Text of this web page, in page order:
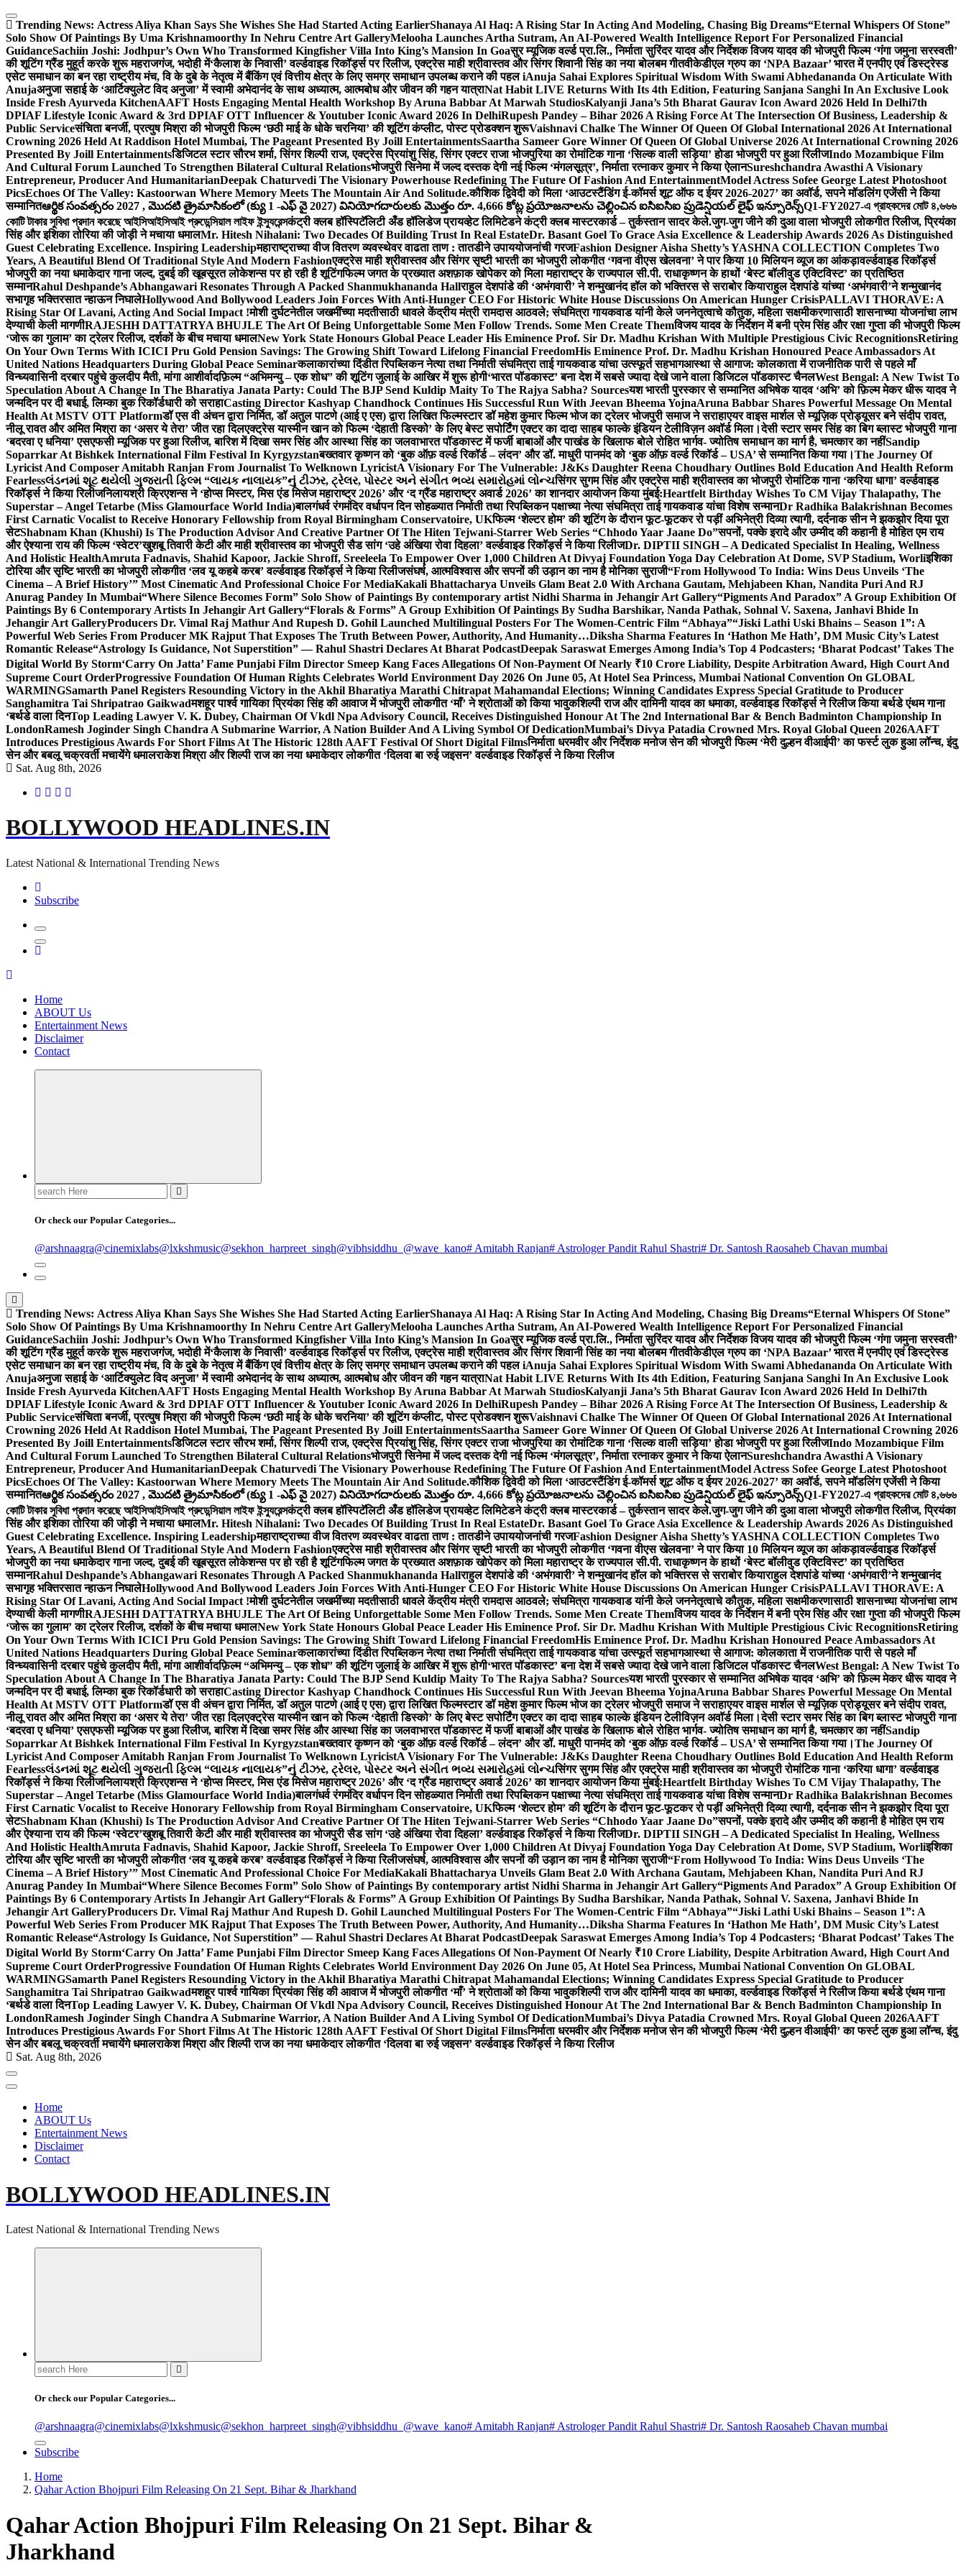
Skip
to
content
Trending News: Actress Aliya Khan Says She Wishes She Had Started Acting EarlierShanaya Al Haq: A Rising Star In Acting And Modeling, Chasing Big Dreams“Eternal Whispers Of Stone”
Solo Show Of Paintings By Uma Krishnamoorthy In Nehru Centre Art GalleryMelooha Launches Artha Sutram, An AI-Powered Wealth Intelligence Report For Personalized Financial
GuidanceSachiin Joshi: Jodhpur’s Own Who Transformed Kingfisher Villa Into King’s Mansion In Goaसुर म्यूजिक वर्ल्ड प्रा.लि., निर्माता सुरिंदर यादव और निर्देशक विजय यादव की भोजपुरी फिल्म ‘गंगा जमुना सरस्वती’
की शूटिंग ग्रैंड मुहूर्त करके शुरू महराजगंज, भदोही में‘कैलाश के निवासी’ वर्ल्डवाइड रिकॉर्ड्स पर रिलीज, एक्ट्रेस माही श्रीवास्तव और सिंगर शिवानी सिंह का नया बोलबम गीतवीकेडीएल ग्रुप का ‘NPA Bazaar’ भारत में एनपीए एवं डिस्ट्रेस्ड
एसेट समाधान का बन रहा राष्ट्रीय मंच, वि के दुबे के नेतृत्व में बैंकिंग एवं वित्तीय क्षेत्र के लिए समग्र समाधान उपलब्ध कराने की पहल iAnuja Sahai Explores Spiritual Wisdom With Swami Abhedananda On Articulate With
Anujaअनुजा सहाई के ‘आर्टिक्युलेट विद अनुजा’ में स्वामी अभेदानंद के साथ अध्यात्म, आत्मबोध और जीवन की गहन यात्राNat Habit LIVE Returns With Its 4th Edition, Featuring Sanjana Sanghi In An Exclusive Look
Inside Fresh Ayurveda KitchenAAFT Hosts Engaging Mental Health Workshop By Aruna Babbar At Marwah StudiosKalyanji Jana’s 5th Bharat Gaurav Icon Award 2026 Held In Delhi7th
DPIAF Lifestyle Iconic Award & 3rd DPIAF OTT Influencer & Youtuber Iconic Award 2026 In DelhiRupesh Pandey – Bihar 2026 A Rising Force At The Intersection Of Business, Leadership &
Public Serviceसंचिता बनर्जी, प्रत्युष मिश्रा की भोजपुरी फिल्म ‘छठी माई के धोके चरनिया’ की शूटिंग कंप्लीट, पोस्ट प्रोडक्शन शुरूVaishnavi Chalke The Winner Of Queen Of Global International 2026 At International
Crowning 2026 Held At Raddison Hotel Mumbai, The Pageant Presented By Joill EntertainmentsSaartha Sameer Gore Winner Of Queen Of Global Universe 2026 At International Crowning 2026
Presented By Joill Entertainmentsडिजिटल स्टार सौरभ शर्मा, सिंगर शिल्पी राज, एक्ट्रेस प्रियांशु सिंह, सिंगर एक्टर राजा भोजपुरिया का रोमांटिक गाना ‘सिल्क वाली सड़िया’ होडा भोजपुरी पर हुआ रिलीजIndo Mozambique Film
And Cultural Forum Launched To Strengthen Bilateral Cultural Relationsभोजपुरी सिनेमा में जल्द दस्तक देगी नई फिल्म ‘मंगलसूत्र’, निर्माता रत्नाकर कुमार ने किया ऐलानSureshchandra Awasthi A Visionary
Entrepreneur, Producer And HumanitarianDeepak Chaturvedi The Visionary Powerhouse Redefining The Future Of Fashion And EntertainmentModel Actress Sofee George Latest Photoshoot
PicsEchoes Of The Valley: Kastoorwan Where Memory Meets The Mountain Air And Solitude.कौशिक द्विवेदी को मिला ‘आउटस्टैंडिंग ई-कॉमर्स शूट ऑफ द ईयर 2026-2027’ का अवॉर्ड, सपने मॉडलिंग एजेंसी ने किया
सम्मानितఆర్థిక సంవత్సరం 2027 , మొదటి త్రైమాసికంలో (క్యు 1 -ఎఫ్ వై 2027) వినియోగదారులకు మొత్తం రూ. 4,666 కోట్ల ప్రయోజనాలను చెల్లించిన ఐసిఐసిఐ ప్రుడెన్షియల్ లైఫ్ ఇన్సూరెన్స్Q1-FY2027-এ গ্রাহকদের মোট ৪,৬৬৬
কোটি টাকার সুবিধা প্রদান করেছে আইসিআইসিআই প্রুডেন্সিয়াল লাইফ ইন্স্যুরেন্সकंट्री क्लब हॉस्पिटॅलिटी अँड हॉलिडेज प्रायव्हेट लिमिटेडने कंट्री क्लब मास्टरकार्ड – तुर्कस्तान सादर केले.जुग-जुग जीने की दुआ वाला भोजपुरी लोकगीत रिलीज, प्रियंका
सिंह और इशिका तोरिया की जोड़ी ने मचाया धमालMr. Hitesh Nihalani: Two Decades Of Building Trust In Real EstateDr. Basant Goel To Grace Asia Excellence & Leadership Awards 2026 As Distinguished
Guest Celebrating Excellence. Inspiring Leadershipमहाराष्ट्राच्या वीज वितरण व्यवस्थेवर वाढता ताण : तातडीने उपाययोजनांची गरजFashion Designer Aisha Shetty’s YASHNA COLLECTION Completes Two
Years, A Beautiful Blend Of Traditional Style And Modern Fashionएक्ट्रेस माही श्रीवास्तव और सिंगर सृष्टी भारती का भोजपुरी लोकगीत ‘गवना वीएस खेलवना’ ने पार किया 10 मिलियन व्यूज का आंकड़ावर्ल्डवाइड रिकॉर्ड्स
भोजपुरी का नया धमाकेदार गाना जल्द, दुबई की खूबसूरत लोकेशन्स पर हो रही है शूटिंगफिल्म जगत के प्रख्यात अशफ़ाक खोपेकर को मिला महाराष्ट्र के राज्यपाल सी.पी. राधाकृष्णन के हाथों ‘बेस्ट बॉलीवुड एक्टिविस्ट’ का प्रतिष्ठित
सम्मानRahul Deshpande’s Abhangawari Resonates Through A Packed Shanmukhananda Hallराहुल देशपांडे की ‘अभंगवारी’ ने शन्मुखानंद हॉल को भक्तिरस से सराबोर कियाराहुल देशपांडे यांच्या ‘अभंगवारी’ने शन्मुखानंद
सभागृह भक्तिरसात न्हाऊन निघालेHollywood And Bollywood Leaders Join Forces With Anti-Hunger CEO For Historic White House Discussions On American Hunger CrisisPALLAVI THORAVE: A
Rising Star Of Lavani, Acting And Social Impact !मोशी दुर्घटनेतील जखमींच्या मदतीसाठी धावले केंद्रीय मंत्री रामदास आठवले; संघमित्रा गायकवाड यांनी केले जननेतृत्वाचे कौतुक, महिला सक्षमीकरणासाठी शासनाच्या योजनांचा लाभ
देण्याची केली मागणीRAJESHH DATTATRYA BHUJLE The Art Of Being Unforgettable Some Men Follow Trends. Some Men Create Themविजय यादव के निर्देशन में बनी प्रेम सिंह और रक्षा गुप्ता की भोजपुरी फिल्म
‘जोरू का गुलाम’ का ट्रेलर रिलीज, दर्शकों के बीच मचाया धमालNew York State Honours Global Peace Leader His Eminence Prof. Sir Dr. Madhu Krishan With Multiple Prestigious Civic RecognitionsRetiring
On Your Own Terms With ICICI Pru Gold Pension Savings: The Growing Shift Toward Lifelong Financial FreedomHis Eminence Prof. Dr. Madhu Krishan Honoured Peace Ambassadors At
United Nations Headquarters During Global Peace Seminarकलाकारांच्या दिंडीत रिपब्लिकन नेत्या तथा निर्माती संघमित्रा ताई गायकवाड यांचा उत्स्फूर्त सहभागआस्था से आगाज: कोलकाता में राजनीतिक पारी से पहले माँ
विन्ध्यवासिनी दरबार पहुंचे कुलदीप मैती, मांगा आशीर्वादफ़िल्म “अभिमन्यु – एक शोध” की शूटिंग जुलाई के आखिर में शुरू होगी‘भारत पॉडकास्ट’ बना देश में सबसे ज्यादा देखे जाने वाला डिजिटल पॉडकास्ट चैनलWest Bengal: A New Twist To
Speculation About A Change In The Bharatiya Janata Party: Could The BJP Send Kuldip Maity To The Rajya Sabha? Sourcesयश भारती पुरस्कार से सम्मानित अभिषेक यादव ‘अभि’ को फ़िल्म मेकर धीरू यादव ने
जन्मदिन पर दी बधाई, लिम्का बुक रिकॉर्डधारी को सराहाCasting Director Kashyap Chandhock Continues His Successful Run With Jeevan Bheema YojnaAruna Babbar Shares Powerful Message On Mental
Health At MSTV OTT Platformडॉ एस वी अंचन द्वारा निर्मित, डॉ अतुल पाटणे (आई ए एस) द्वारा लिखित फिल्मस्टार डॉ महेश कुमार फिल्म भोज का ट्रेलर भोजपुरी समाज ने सराहाएयर वाइस मार्शल से म्यूज़िक प्रोड्यूसर बने संदीप रावत,
नीलू रावत और अमित मिश्रा का ‘असर ये तेरा’ जीत रहा दिलएक्ट्रेस यास्मीन खान को फिल्म ‘देहाती डिस्को’ के लिए बेस्ट सपोर्टिंग एक्टर का दादा साहब फाल्के इंडियन टेलीविज़न अवॉर्ड मिला।देसी स्टार समर सिंह का बिग ब्लास्ट भोजपुरी गाना
‘बदरवा ए धनिया’ एसएफसी म्यूजिक पर हुआ रिलीज, बारिश में दिखा समर सिंह और आस्था सिंह का जलवाभारत पॉडकास्ट में फर्जी बाबाओं और पाखंड के खिलाफ बोले रोहित भार्गव- ज्योतिष समाधान का मार्ग है, चमत्कार का नहींSandip
Soparrkar At Bishkek International Film Festival In Kyrgyzstanबख्तवार कृष्णन को ‘बुक ऑफ़ वर्ल्ड रिकॉर्ड – लंदन’ और डॉ. माधुरी पानमंद को ‘बुक ऑफ़ वर्ल्ड रिकॉर्ड – USA’ से सम्मानित किया गया।The Journey Of
Lyricist And Composer Amitabh Ranjan From Journalist To Welknown LyricistA Visionary For The Vulnerable: J&Ks Daughter Reena Choudhary Outlines Bold Education And Health Reform
Fearlessલંડનમાં શૂટ થયેલી ગુજરાતી ફિલ્મ “લાયક નાલાયક”નું ટીઝર, ટ્રેલર, પોસ્ટર અને સંગીત ભવ્ય સમારોહમાં લોન્ચसिंगर सुगम सिंह और एक्ट्रेस माही श्रीवास्तव का भोजपुरी रोमांटिक गाना ‘करिया धागा’ वर्ल्डवाइड
रिकॉर्ड्स ने किया रिलीजनिलायश्री क्रिएशन्स ने ‘होप्स मिस्टर, मिस एंड मिसेज महाराष्ट्र 2026’ और ‘द ग्रैंड महाराष्ट्र अवार्ड 2026’ का शानदार आयोजन किया मुंबई:Heartfelt Birthday Wishes To CM Vijay Thalapathy, The
Superstar – Angel Tetarbe (Miss Glamourface World India)बालगंधर्व रंगमंदिर वर्धापन दिन सोहळ्यात निर्माती तथा रिपब्लिकन पक्षाच्या नेत्या संघमित्रा ताई गायकवाड यांचा विशेष सन्मानDr Radhika Balakrishnan Becomes
First Carnatic Vocalist to Receive Honorary Fellowship from Royal Birmingham Conservatoire, UKफिल्म ‘शेल्टर होम’ की शूटिंग के दौरान फूट-फूटकर रो पड़ीं अभिनेत्री दिव्या त्यागी, दर्दनाक सीन ने झकझोर दिया पूरा
सेटShabnam Khan (Khushi) Is The Production Advisor And Creative Partner Of The Hiten Tejwani-Starrer Web Series “Chhodo Yaar Jaane Do”सपनों, पक्के इरादे और उम्मीद की कहानी है मोहित एम राय
और ऐश्याना राय की फिल्म ‘स्वेटर’खुशबू तिवारी केटी और माही श्रीवास्तव का भोजपुरी सैड सांग ‘उहे अंखिया रोवा दिहला’ वर्ल्डवाइड रिकॉर्ड्स ने किया रिलीजDr. DIPTII SINGH – A Dedicated Specialist In Healing, Wellness
And Holistic HealthAmruta Fadnavis, Shahid Kapoor, Jackie Shroff, Sreeleela To Empower Over 1,000 Children At Divyaj Foundation Yoga Day Celebration At Dome, SVP Stadium, Worliइशिका
टोरिया और सृष्टि भारती का भोजपुरी लोकगीत ‘लव यू कहबे करब’ वर्ल्डवाइड रिकॉर्ड्स ने किया रिलीजसंघर्ष, आत्मविश्वास और सपनों की उड़ान का नाम है मोनिका सुराजी“From Hollywood To India: Wins Deus Unveils ‘The
Cinema – A Brief History’” Most Cinematic And Professional Choice For MediaKakali Bhattacharya Unveils Glam Beat 2.0 With Archana Gautam, Mehjabeen Khan, Nandita Puri And RJ
Anurag Pandey In Mumbai“Where Silence Becomes Form” Solo Show of Paintings By contemporary artist Nidhi Sharma in Jehangir Art Gallery“Pigments And Paradox” A Group Exhibition Of
Paintings By 6 Contemporary Artists In Jehangir Art Gallery“Florals & Forms” A Group Exhibition Of Paintings By Sudha Barshikar, Nanda Pathak, Sohnal V. Saxena, Janhavi Bhide In
Jehangir Art GalleryProducers Dr. Vimal Raj Mathur And Rupesh D. Gohil Launched Multilingual Posters For The Women-Centric Film “Abhaya”“Jiski Lathi Uski Bhains – Season 1”: A
Powerful Web Series From Producer MK Rajput That Exposes The Truth Between Power, Authority, And Humanity…Diksha Sharma Features In ‘Hathon Me Hath’, DM Music City’s Latest
Romantic Release“Astrology Is Guidance, Not Superstition” — Rahul Shastri Declares At Bharat PodcastDeepak Saraswat Emerges Among India’s Top 4 Podcasters; ‘Bharat Podcast’ Takes The
Digital World By Storm‘Carry On Jatta’ Fame Punjabi Film Director Smeep Kang Faces Allegations Of Non-Payment Of Nearly ₹10 Crore Liability, Despite Arbitration Award, High Court And
Supreme Court OrderProgressive Foundation Of Human Rights Celebrates World Environment Day 2026 On June 05, At Hotel Sea Princess, Mumbai National Convention On GLOBAL
WARMINGSamarth Panel Registers Resounding Victory in the Akhil Bharatiya Marathi Chitrapat Mahamandal Elections; Winning Candidates Express Special Gratitude to Producer
Sanghamitra Tai Shripatrao Gaikwadमशहूर पार्श्व गायिका प्रियंका सिंह की आवाज में भोजपुरी लोकगीत ‘माँ’ ने श्रोताओं को किया भावुकशिल्पी राज और दामिनी यादव का धमाका, वर्ल्डवाइड रिकॉर्ड्स ने रिलीज किया बर्थडे एंथम गाना
‘बर्थडे वाला दिनTop Leading Lawyer V. K. Dubey, Chairman Of Vkdl Npa Advisory Council, Receives Distinguished Honour At The 2nd International Bar & Bench Badminton Championship In
LondonRamesh Joginder Singh Chandra A Submarine Warrior, A Nation Builder And A Living Symbol Of DedicationMumbai’s Divya Patadia Crowned Mrs. Royal Global Queen 2026AAFT
Introduces Prestigious Awards For Short Films At The Historic 128th AAFT Festival Of Short Digital Filmsनिर्माता धरमवीर और निर्देशक मनोज सेन की भोजपुरी फिल्म ‘मेरी दुल्हन वीआईपी’ का फर्स्ट लुक हुआ लॉन्च, इंदु
सेन और बबलू चक्रवर्ती मचायेंगे धमालराकेश मिश्रा और शिल्पी राज का नया धमाकेदार लोकगीत ‘दिलवा बा रुई जइसन’ वर्ल्डवाइड रिकॉर्ड्स ने किया रिलीज
Sat. Aug 8th, 2026
BOLLYWOOD HEADLINES.IN
Latest National & International Trending News
Subscribe
Home
ABOUT Us
Entertainment News
Disclaimer
Contact
Search
for:
Or check our Popular Categories...
@arshnaagra@cinemixlabs@lxkshmusic@sekhon_harpreet_singh@vibhsiddhu_ @wave_kano# Amitabh Ranjan# Astrologer Pandit Rahul Shastri# Dr. Santosh Raosaheb Chavan mumbai
Trending News: Actress Aliya Khan Says She Wishes She Had Started Acting EarlierShanaya Al Haq: A Rising Star In Acting And Modeling, Chasing Big Dreams“Eternal Whispers Of Stone”
Solo Show Of Paintings By Uma Krishnamoorthy In Nehru Centre Art GalleryMelooha Launches Artha Sutram, An AI-Powered Wealth Intelligence Report For Personalized Financial
GuidanceSachiin Joshi: Jodhpur’s Own Who Transformed Kingfisher Villa Into King’s Mansion In Goaसुर म्यूजिक वर्ल्ड प्रा.लि., निर्माता सुरिंदर यादव और निर्देशक विजय यादव की भोजपुरी फिल्म ‘गंगा जमुना सरस्वती’
की शूटिंग ग्रैंड मुहूर्त करके शुरू महराजगंज, भदोही में‘कैलाश के निवासी’ वर्ल्डवाइड रिकॉर्ड्स पर रिलीज, एक्ट्रेस माही श्रीवास्तव और सिंगर शिवानी सिंह का नया बोलबम गीतवीकेडीएल ग्रुप का ‘NPA Bazaar’ भारत में एनपीए एवं डिस्ट्रेस्ड
एसेट समाधान का बन रहा राष्ट्रीय मंच, वि के दुबे के नेतृत्व में बैंकिंग एवं वित्तीय क्षेत्र के लिए समग्र समाधान उपलब्ध कराने की पहल iAnuja Sahai Explores Spiritual Wisdom With Swami Abhedananda On Articulate With
Anujaअनुजा सहाई के ‘आर्टिक्युलेट विद अनुजा’ में स्वामी अभेदानंद के साथ अध्यात्म, आत्मबोध और जीवन की गहन यात्राNat Habit LIVE Returns With Its 4th Edition, Featuring Sanjana Sanghi In An Exclusive Look
Inside Fresh Ayurveda KitchenAAFT Hosts Engaging Mental Health Workshop By Aruna Babbar At Marwah StudiosKalyanji Jana’s 5th Bharat Gaurav Icon Award 2026 Held In Delhi7th
DPIAF Lifestyle Iconic Award & 3rd DPIAF OTT Influencer & Youtuber Iconic Award 2026 In DelhiRupesh Pandey – Bihar 2026 A Rising Force At The Intersection Of Business, Leadership &
Public Serviceसंचिता बनर्जी, प्रत्युष मिश्रा की भोजपुरी फिल्म ‘छठी माई के धोके चरनिया’ की शूटिंग कंप्लीट, पोस्ट प्रोडक्शन शुरूVaishnavi Chalke The Winner Of Queen Of Global International 2026 At International
Crowning 2026 Held At Raddison Hotel Mumbai, The Pageant Presented By Joill EntertainmentsSaartha Sameer Gore Winner Of Queen Of Global Universe 2026 At International Crowning 2026
Presented By Joill Entertainmentsडिजिटल स्टार सौरभ शर्मा, सिंगर शिल्पी राज, एक्ट्रेस प्रियांशु सिंह, सिंगर एक्टर राजा भोजपुरिया का रोमांटिक गाना ‘सिल्क वाली सड़िया’ होडा भोजपुरी पर हुआ रिलीजIndo Mozambique Film
And Cultural Forum Launched To Strengthen Bilateral Cultural Relationsभोजपुरी सिनेमा में जल्द दस्तक देगी नई फिल्म ‘मंगलसूत्र’, निर्माता रत्नाकर कुमार ने किया ऐलानSureshchandra Awasthi A Visionary
Entrepreneur, Producer And HumanitarianDeepak Chaturvedi The Visionary Powerhouse Redefining The Future Of Fashion And EntertainmentModel Actress Sofee George Latest Photoshoot
PicsEchoes Of The Valley: Kastoorwan Where Memory Meets The Mountain Air And Solitude.कौशिक द्विवेदी को मिला ‘आउटस्टैंडिंग ई-कॉमर्स शूट ऑफ द ईयर 2026-2027’ का अवॉर्ड, सपने मॉडलिंग एजेंसी ने किया
सम्मानितఆర్థిక సంవత్సరం 2027 , మొదటి త్రైమాసికంలో (క్యు 1 -ఎఫ్ వై 2027) వినియోగదారులకు మొత్తం రూ. 4,666 కోట్ల ప్రయోజనాలను చెల్లించిన ఐసిఐసిఐ ప్రుడెన్షియల్ లైఫ్ ఇన్సూరెన్స్Q1-FY2027-এ গ্রাহকদের মোট ৪,৬৬৬
কোটি টাকার সুবিধা প্রদান করেছে আইসিআইসিআই প্রুডেন্সিয়াল লাইফ ইন্স্যুরেন্সकंट्री क्लब हॉस्पिटॅलिटी अँड हॉलिडेज प्रायव्हेट लिमिटेडने कंट्री क्लब मास्टरकार्ड – तुर्कस्तान सादर केले.जुग-जुग जीने की दुआ वाला भोजपुरी लोकगीत रिलीज, प्रियंका
सिंह और इशिका तोरिया की जोड़ी ने मचाया धमालMr. Hitesh Nihalani: Two Decades Of Building Trust In Real EstateDr. Basant Goel To Grace Asia Excellence & Leadership Awards 2026 As Distinguished
Guest Celebrating Excellence. Inspiring Leadershipमहाराष्ट्राच्या वीज वितरण व्यवस्थेवर वाढता ताण : तातडीने उपाययोजनांची गरजFashion Designer Aisha Shetty’s YASHNA COLLECTION Completes Two
Years, A Beautiful Blend Of Traditional Style And Modern Fashionएक्ट्रेस माही श्रीवास्तव और सिंगर सृष्टी भारती का भोजपुरी लोकगीत ‘गवना वीएस खेलवना’ ने पार किया 10 मिलियन व्यूज का आंकड़ावर्ल्डवाइड रिकॉर्ड्स
भोजपुरी का नया धमाकेदार गाना जल्द, दुबई की खूबसूरत लोकेशन्स पर हो रही है शूटिंगफिल्म जगत के प्रख्यात अशफ़ाक खोपेकर को मिला महाराष्ट्र के राज्यपाल सी.पी. राधाकृष्णन के हाथों ‘बेस्ट बॉलीवुड एक्टिविस्ट’ का प्रतिष्ठित
सम्मानRahul Deshpande’s Abhangawari Resonates Through A Packed Shanmukhananda Hallराहुल देशपांडे की ‘अभंगवारी’ ने शन्मुखानंद हॉल को भक्तिरस से सराबोर कियाराहुल देशपांडे यांच्या ‘अभंगवारी’ने शन्मुखानंद
सभागृह भक्तिरसात न्हाऊन निघालेHollywood And Bollywood Leaders Join Forces With Anti-Hunger CEO For Historic White House Discussions On American Hunger CrisisPALLAVI THORAVE: A
Rising Star Of Lavani, Acting And Social Impact !मोशी दुर्घटनेतील जखमींच्या मदतीसाठी धावले केंद्रीय मंत्री रामदास आठवले; संघमित्रा गायकवाड यांनी केले जननेतृत्वाचे कौतुक, महिला सक्षमीकरणासाठी शासनाच्या योजनांचा लाभ
देण्याची केली मागणीRAJESHH DATTATRYA BHUJLE The Art Of Being Unforgettable Some Men Follow Trends. Some Men Create Themविजय यादव के निर्देशन में बनी प्रेम सिंह और रक्षा गुप्ता की भोजपुरी फिल्म
‘जोरू का गुलाम’ का ट्रेलर रिलीज, दर्शकों के बीच मचाया धमालNew York State Honours Global Peace Leader His Eminence Prof. Sir Dr. Madhu Krishan With Multiple Prestigious Civic RecognitionsRetiring
On Your Own Terms With ICICI Pru Gold Pension Savings: The Growing Shift Toward Lifelong Financial FreedomHis Eminence Prof. Dr. Madhu Krishan Honoured Peace Ambassadors At
United Nations Headquarters During Global Peace Seminarकलाकारांच्या दिंडीत रिपब्लिकन नेत्या तथा निर्माती संघमित्रा ताई गायकवाड यांचा उत्स्फूर्त सहभागआस्था से आगाज: कोलकाता में राजनीतिक पारी से पहले माँ
विन्ध्यवासिनी दरबार पहुंचे कुलदीप मैती, मांगा आशीर्वादफ़िल्म “अभिमन्यु – एक शोध” की शूटिंग जुलाई के आखिर में शुरू होगी‘भारत पॉडकास्ट’ बना देश में सबसे ज्यादा देखे जाने वाला डिजिटल पॉडकास्ट चैनलWest Bengal: A New Twist To
Speculation About A Change In The Bharatiya Janata Party: Could The BJP Send Kuldip Maity To The Rajya Sabha? Sourcesयश भारती पुरस्कार से सम्मानित अभिषेक यादव ‘अभि’ को फ़िल्म मेकर धीरू यादव ने
जन्मदिन पर दी बधाई, लिम्का बुक रिकॉर्डधारी को सराहाCasting Director Kashyap Chandhock Continues His Successful Run With Jeevan Bheema YojnaAruna Babbar Shares Powerful Message On Mental
Health At MSTV OTT Platformडॉ एस वी अंचन द्वारा निर्मित, डॉ अतुल पाटणे (आई ए एस) द्वारा लिखित फिल्मस्टार डॉ महेश कुमार फिल्म भोज का ट्रेलर भोजपुरी समाज ने सराहाएयर वाइस मार्शल से म्यूज़िक प्रोड्यूसर बने संदीप रावत,
नीलू रावत और अमित मिश्रा का ‘असर ये तेरा’ जीत रहा दिलएक्ट्रेस यास्मीन खान को फिल्म ‘देहाती डिस्को’ के लिए बेस्ट सपोर्टिंग एक्टर का दादा साहब फाल्के इंडियन टेलीविज़न अवॉर्ड मिला।देसी स्टार समर सिंह का बिग ब्लास्ट भोजपुरी गाना
‘बदरवा ए धनिया’ एसएफसी म्यूजिक पर हुआ रिलीज, बारिश में दिखा समर सिंह और आस्था सिंह का जलवाभारत पॉडकास्ट में फर्जी बाबाओं और पाखंड के खिलाफ बोले रोहित भार्गव- ज्योतिष समाधान का मार्ग है, चमत्कार का नहींSandip
Soparrkar At Bishkek International Film Festival In Kyrgyzstanबख्तवार कृष्णन को ‘बुक ऑफ़ वर्ल्ड रिकॉर्ड – लंदन’ और डॉ. माधुरी पानमंद को ‘बुक ऑफ़ वर्ल्ड रिकॉर्ड – USA’ से सम्मानित किया गया।The Journey Of
Lyricist And Composer Amitabh Ranjan From Journalist To Welknown LyricistA Visionary For The Vulnerable: J&Ks Daughter Reena Choudhary Outlines Bold Education And Health Reform
Fearlessલંડનમાં શૂટ થયેલી ગુજરાતી ફિલ્મ “લાયક નાલાયક”નું ટીઝર, ટ્રેલર, પોસ્ટર અને સંગીત ભવ્ય સમારોહમાં લોન્ચसिंगर सुगम सिंह और एक्ट्रेस माही श्रीवास्तव का भोजपुरी रोमांटिक गाना ‘करिया धागा’ वर्ल्डवाइड
रिकॉर्ड्स ने किया रिलीजनिलायश्री क्रिएशन्स ने ‘होप्स मिस्टर, मिस एंड मिसेज महाराष्ट्र 2026’ और ‘द ग्रैंड महाराष्ट्र अवार्ड 2026’ का शानदार आयोजन किया मुंबई:Heartfelt Birthday Wishes To CM Vijay Thalapathy, The
Superstar – Angel Tetarbe (Miss Glamourface World India)बालगंधर्व रंगमंदिर वर्धापन दिन सोहळ्यात निर्माती तथा रिपब्लिकन पक्षाच्या नेत्या संघमित्रा ताई गायकवाड यांचा विशेष सन्मानDr Radhika Balakrishnan Becomes
First Carnatic Vocalist to Receive Honorary Fellowship from Royal Birmingham Conservatoire, UKफिल्म ‘शेल्टर होम’ की शूटिंग के दौरान फूट-फूटकर रो पड़ीं अभिनेत्री दिव्या त्यागी, दर्दनाक सीन ने झकझोर दिया पूरा
सेटShabnam Khan (Khushi) Is The Production Advisor And Creative Partner Of The Hiten Tejwani-Starrer Web Series “Chhodo Yaar Jaane Do”सपनों, पक्के इरादे और उम्मीद की कहानी है मोहित एम राय
और ऐश्याना राय की फिल्म ‘स्वेटर’खुशबू तिवारी केटी और माही श्रीवास्तव का भोजपुरी सैड सांग ‘उहे अंखिया रोवा दिहला’ वर्ल्डवाइड रिकॉर्ड्स ने किया रिलीजDr. DIPTII SINGH – A Dedicated Specialist In Healing, Wellness
And Holistic HealthAmruta Fadnavis, Shahid Kapoor, Jackie Shroff, Sreeleela To Empower Over 1,000 Children At Divyaj Foundation Yoga Day Celebration At Dome, SVP Stadium, Worliइशिका
टोरिया और सृष्टि भारती का भोजपुरी लोकगीत ‘लव यू कहबे करब’ वर्ल्डवाइड रिकॉर्ड्स ने किया रिलीजसंघर्ष, आत्मविश्वास और सपनों की उड़ान का नाम है मोनिका सुराजी“From Hollywood To India: Wins Deus Unveils ‘The
Cinema – A Brief History’” Most Cinematic And Professional Choice For MediaKakali Bhattacharya Unveils Glam Beat 2.0 With Archana Gautam, Mehjabeen Khan, Nandita Puri And RJ
Anurag Pandey In Mumbai“Where Silence Becomes Form” Solo Show of Paintings By contemporary artist Nidhi Sharma in Jehangir Art Gallery“Pigments And Paradox” A Group Exhibition Of
Paintings By 6 Contemporary Artists In Jehangir Art Gallery“Florals & Forms” A Group Exhibition Of Paintings By Sudha Barshikar, Nanda Pathak, Sohnal V. Saxena, Janhavi Bhide In
Jehangir Art GalleryProducers Dr. Vimal Raj Mathur And Rupesh D. Gohil Launched Multilingual Posters For The Women-Centric Film “Abhaya”“Jiski Lathi Uski Bhains – Season 1”: A
Powerful Web Series From Producer MK Rajput That Exposes The Truth Between Power, Authority, And Humanity…Diksha Sharma Features In ‘Hathon Me Hath’, DM Music City’s Latest
Romantic Release“Astrology Is Guidance, Not Superstition” — Rahul Shastri Declares At Bharat PodcastDeepak Saraswat Emerges Among India’s Top 4 Podcasters; ‘Bharat Podcast’ Takes The
Digital World By Storm‘Carry On Jatta’ Fame Punjabi Film Director Smeep Kang Faces Allegations Of Non-Payment Of Nearly ₹10 Crore Liability, Despite Arbitration Award, High Court And
Supreme Court OrderProgressive Foundation Of Human Rights Celebrates World Environment Day 2026 On June 05, At Hotel Sea Princess, Mumbai National Convention On GLOBAL
WARMINGSamarth Panel Registers Resounding Victory in the Akhil Bharatiya Marathi Chitrapat Mahamandal Elections; Winning Candidates Express Special Gratitude to Producer
Sanghamitra Tai Shripatrao Gaikwadमशहूर पार्श्व गायिका प्रियंका सिंह की आवाज में भोजपुरी लोकगीत ‘माँ’ ने श्रोताओं को किया भावुकशिल्पी राज और दामिनी यादव का धमाका, वर्ल्डवाइड रिकॉर्ड्स ने रिलीज किया बर्थडे एंथम गाना
‘बर्थडे वाला दिनTop Leading Lawyer V. K. Dubey, Chairman Of Vkdl Npa Advisory Council, Receives Distinguished Honour At The 2nd International Bar & Bench Badminton Championship In
LondonRamesh Joginder Singh Chandra A Submarine Warrior, A Nation Builder And A Living Symbol Of DedicationMumbai’s Divya Patadia Crowned Mrs. Royal Global Queen 2026AAFT
Introduces Prestigious Awards For Short Films At The Historic 128th AAFT Festival Of Short Digital Filmsनिर्माता धरमवीर और निर्देशक मनोज सेन की भोजपुरी फिल्म ‘मेरी दुल्हन वीआईपी’ का फर्स्ट लुक हुआ लॉन्च, इंदु
सेन और बबलू चक्रवर्ती मचायेंगे धमालराकेश मिश्रा और शिल्पी राज का नया धमाकेदार लोकगीत ‘दिलवा बा रुई जइसन’ वर्ल्डवाइड रिकॉर्ड्स ने किया रिलीज
Sat. Aug 8th, 2026
Home
ABOUT Us
Entertainment News
Disclaimer
Contact
BOLLYWOOD HEADLINES.IN
Latest National & International Trending News
Search
for:
Or check our Popular Categories...
@arshnaagra@cinemixlabs@lxkshmusic@sekhon_harpreet_singh@vibhsiddhu_ @wave_kano# Amitabh Ranjan# Astrologer Pandit Rahul Shastri# Dr. Santosh Raosaheb Chavan mumbai
Subscribe
Home
Qahar Action Bhojpuri Film Releasing On 21 Sept. Bihar & Jharkhand
Qahar Action Bhojpuri Film Releasing On 21 Sept. Bihar &
Jharkhand